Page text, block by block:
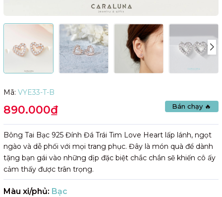
Mã: VYE33-T-B
Bán chạy 🔥
890.000₫
Bông Tai Bạc 925 Đính Đá Trái Tim Love Heart lấp lánh, ngọt
ngào và dễ phối với mọi trang phục. Đây là món quà để dành
tặng bạn gái vào những dịp đặc biệt chắc chắn sẽ khiến cô ấy
cảm thấy được trân trọng.
Màu xi/phủ: Bạc